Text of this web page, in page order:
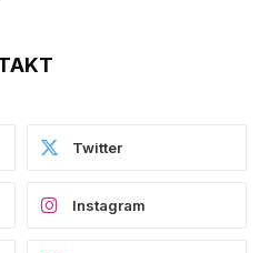
Twitter
Instagram